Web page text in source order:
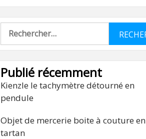
Rechercher :
Publié récemment
Kienzle le tachymètre détourné en
pendule
Objet de mercerie boite à couture en
tartan